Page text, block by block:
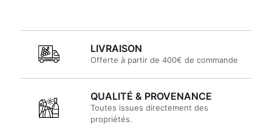
LIVRAISON
Offerte à partir de 400€ de commande
QUALITÉ & PROVENANCE
Toutes issues directement des
propriétés.